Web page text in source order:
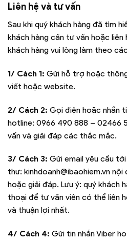
Liên hệ và tư vấn
Sau khi quý khách hàng đã tìm
khách hàng cần tư vấn hoặc liên
khách hàng vui lòng làm theo
1/ Cách 1: Gửi hỗ trợ hoặc
viết hoặc website.
2/ Cách 2: Gọi điện hoặc nhắn
hotline: 0966 490 888 – 02466
vấn và giải đáp các thắc mắc.
3/ Cách 3: Gửi email yêu cầu
thư: kinhdoanh@ibaohiem.vn nội
hoặc giải đáp. Lưu ý: quý khách
thoại để tư vấn viên có thể liên
và thuận lợi nhất.
4/ Cách 4: Gửi tin nhắn Viber